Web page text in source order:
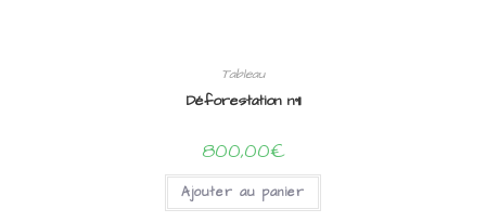
Tableau
Déforestation n°11
800,00€
Ajouter au panier